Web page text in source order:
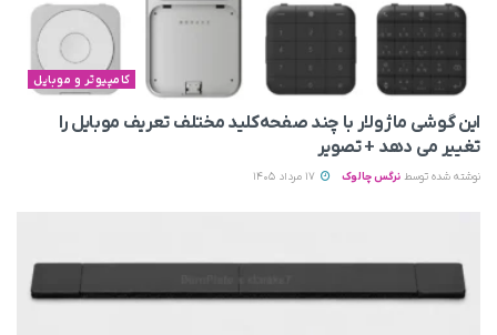
کامپیوتر و موبایل
این گوشی ماژولار با چند صفحه‌کلید مختلف تعریف موبایل را
تغییر می‌ دهد + تصویر
نوشته شده توسط نرگس چالوک